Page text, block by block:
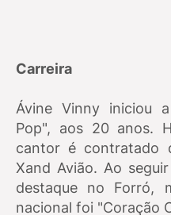
Carreira
Ávine Vinny iniciou
Pop", aos 20 anos.
cantor é contratado
Xand Avião. Ao
destaque no Forró,
nacional foi "Coração